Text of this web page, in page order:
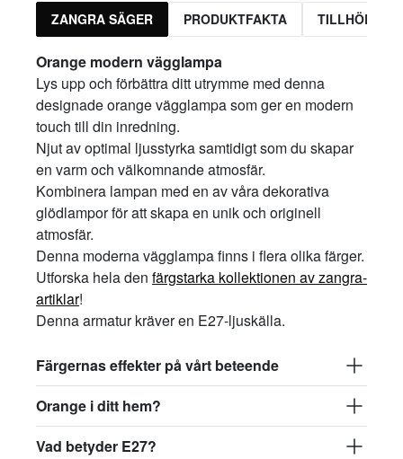
ZANGRA SÄGER PRODUKTFAKTA
Orange modern vägglampa
Lys upp och förbättra ditt utrymme med denna
designade orange vägglampa som ger en modern
touch till din inredning.
Njut av optimal ljusstyrka samtidigt som du skapar
en varm och välkomnande atmosfär.
Kombinera lampan med en av våra dekorativa
glödlampor för att skapa en unik och originell
atmosfär.
Denna moderna vägglampa finns i flera olika färger.
Utforska hela den färgstarka kollektionen av zangra-
artiklar!
Denna armatur kräver en E27-ljuskälla.
Färgernas effekter på vårt beteende
Orange i ditt hem?
Vad betyder E27?